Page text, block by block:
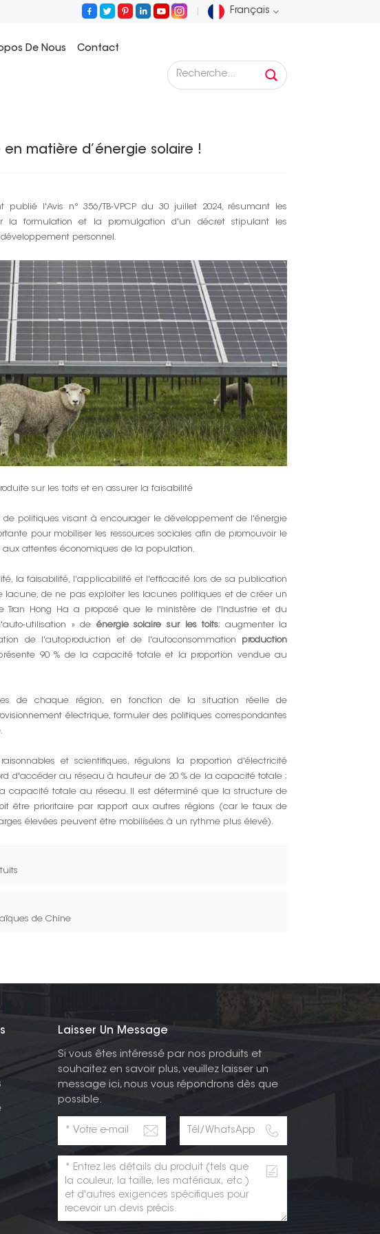
Français
English
Español
عربي
日语
한국인
Polski
De Nous Contact
Le Vietnam publie la dernière politique en matière d’énergie solaire !
matière d’énergie solaire !
l'Avis n° 356/TB-VPCP du 30 juillet 2024, résumant les
la formulation et la promulgation d'un décret stipulant les
personnel.
sur les toits et en assurer la faisabilité
politiques visant à encourager le développement de l'énergie
pour mobiliser les ressources sociales afin de promouvoir le
attentes économiques de la population.
la faisabilité, l'applicabilité et l'efficacité lors de sa publication
de ne pas exploiter les lacunes politiques et de créer un
Tran Hong Ha a proposé que le ministère de l'Industrie et du
utilisation » de énergie solaire sur les toits; augmenter la
de l'autoproduction et de l'autoconsommation production
90 % de la capacité totale et la proportion vendue au
de chaque région, en fonction de la situation réelle de
électrique, formuler des politiques correspondantes
et scientifiques, régulons la proportion d'électricité
d'accéder au réseau à hauteur de 20 % de la capacité totale ;
capacité totale au réseau. Il est déterminé que la structure de
être prioritaire par rapport aux autres régions (car le taux de
élevées peuvent être mobilisées à un rythme plus élevé).
de Chine
Laisser Un Message
Si vous êtes intéressé par nos produits et
souhaitez en savoir plus, veuillez laisser un
message ici, nous vous répondrons dès que
possible.